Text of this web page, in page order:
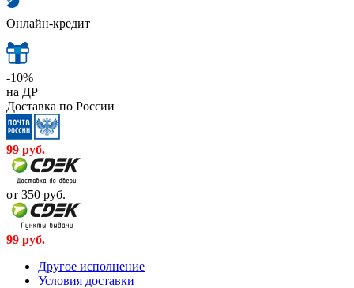
Онлайн-кредит
-10%
на ДР
Доставка по России
99 руб.
от 350 руб.
99 руб.
Другое исполнение
Условия доставки